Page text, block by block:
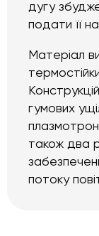
дугу
подати її
Матеріал
гумових
також два
потоку